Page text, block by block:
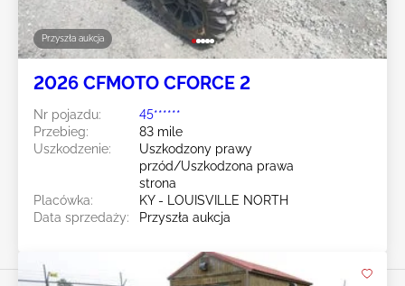
Przyszła aukcja
2026 CFMOTO CFORCE 2
Nr pojazdu:
45******
Przebieg:
83 mile
Uszkodzenie:
Uszkodzony prawy
przód/Uszkodzona prawa
strona
Placówka:
KY - LOUISVILLE NORTH
Data sprzedaży:
Przyszła aukcja